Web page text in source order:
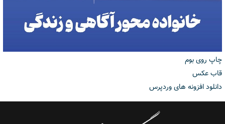
چاپ روی بوم
قاب عکس
دانلود افزونه های وردپرس